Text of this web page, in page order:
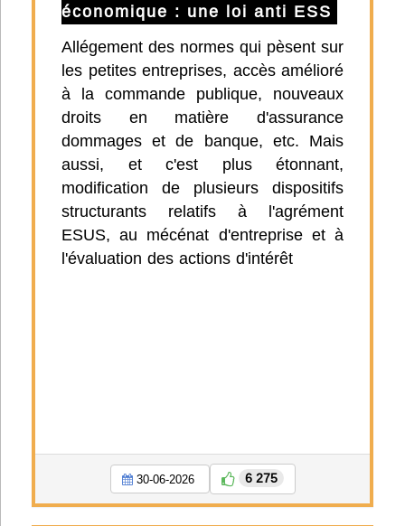
économique : une loi anti ESS
Allégement des normes qui pèsent sur
les petites entreprises, accès amélioré
à la commande publique, nouveaux
droits en matière d'assurance
dommages et de banque, etc. Mais
aussi, et c'est plus étonnant,
modification de plusieurs dispositifs
structurants relatifs à l'agrément
ESUS, au mécénat d'entreprise et à
l'évaluation des actions d'intérêt
30-06-2026 6 275